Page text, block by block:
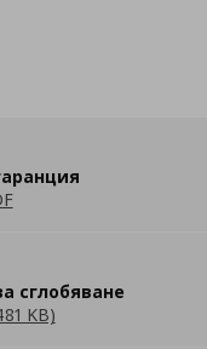
сглобяване
KB)